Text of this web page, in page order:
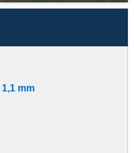
1,1 mm